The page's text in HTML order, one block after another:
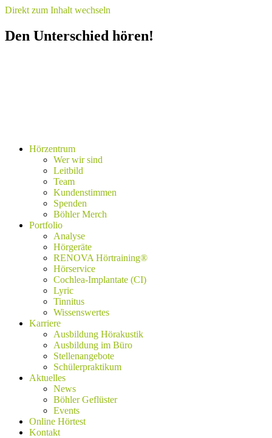
Direkt zum Inhalt wechseln
Den Unterschied hören!
Hörzentrum
Wer wir sind
Leitbild
Team
Kundenstimmen
Spenden
Böhler Merch
Portfolio
Analyse
Hörgeräte
RENOVA Hörtraining®
Hörservice
Cochlea-Implantate (CI)
Lyric
Tinnitus
Wissenswertes
Karriere
Ausbildung Hörakustik
Ausbildung im Büro
Stellenangebote
Schülerpraktikum
Aktuelles
News
Böhler Geflüster
Events
Online Hörtest
Kontakt